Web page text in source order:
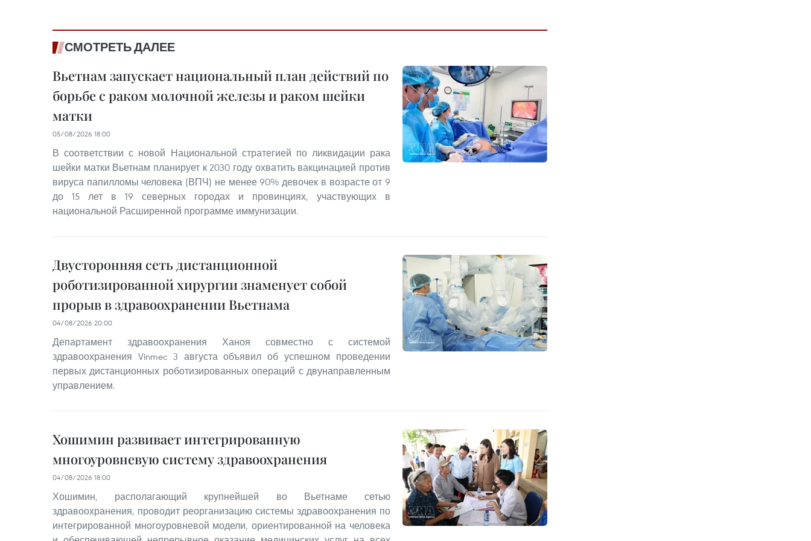
СМОТРЕТЬ ДАЛЕЕ
Вьетнам запускает национальный план действий по
борьбе с раком молочной железы и раком шейки
матки
05/08/2026 18:00
В соответствии с новой Национальной стратегией по ликвидации рака
шейки матки Вьетнам планирует к 2030 году охватить вакцинацией против
вируса папилломы человека (ВПЧ) не менее 90% девочек в возрасте от 9
до 15 лет в 19 северных городах и провинциях, участвующих в
национальной Расширенной программе иммунизации.
Двусторонняя сеть дистанционной
роботизированной хирургии знаменует собой
прорыв в здравоохранении Вьетнама
04/08/2026 20:00
Департамент здравоохранения Ханоя совместно с системой
здравоохранения Vinmec 3 августа объявил об успешном проведении
первых дистанционных роботизированных операций с двунаправленным
управлением.
Хошимин развивает интегрированную
многоуровневую систему здравоохранения
04/08/2026 18:00
Хошимин, располагающий крупнейшей во Вьетнаме сетью
здравоохранения, проводит реорганизацию системы здравоохранения по
интегрированной многоуровневой модели, ориентированной на человека